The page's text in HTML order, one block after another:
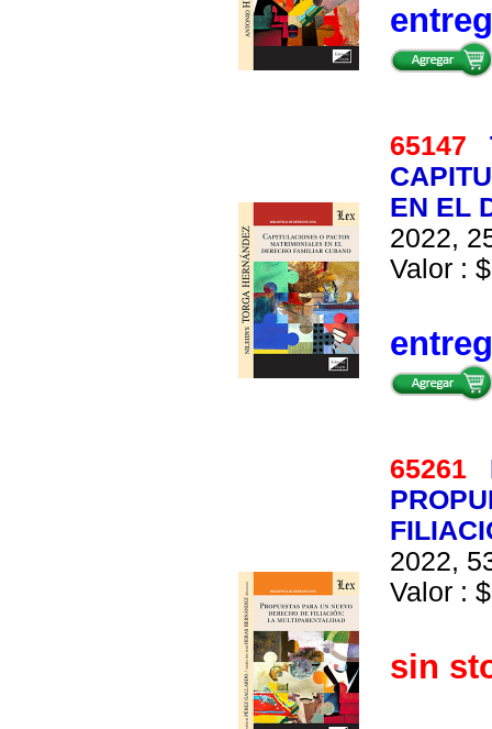
65147
EN EL
2022,
Valor :
65261
2022,
Valor :
sin